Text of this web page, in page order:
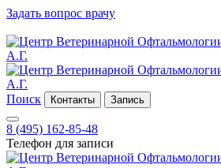
Задать вопрос врачу
Поиск Контакты Запись
8 (495) 162-85-48
Телефон для записи